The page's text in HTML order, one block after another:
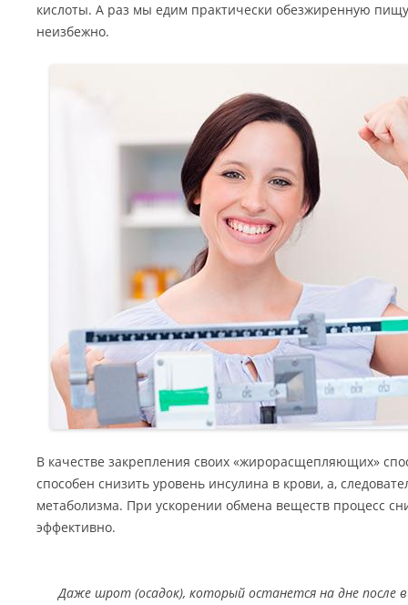
кислоты. А раз мы едим практически обезжиренную
неизбежно.
В качестве закрепления своих «жирорасщепляющих»
способен снизить уровень инсулина в крови, а,
метаболизма. При ускорении обмена веществ процесс
эффективно.
Даже шрот (осадок), который останется на дне после